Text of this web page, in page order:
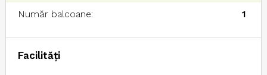
Număr balcoane: 1
Facilități